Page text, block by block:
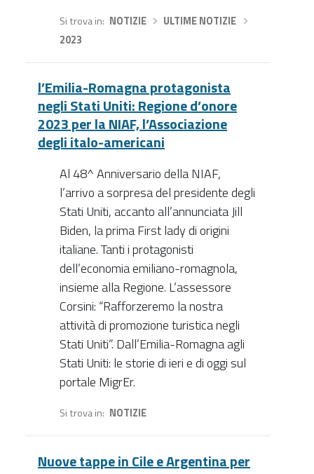
Si trova in NOTIZIE› ULTIME NOTIZIE
2023
l’Emilia-Romagna protagonista
negli Stati Uniti: Regione d’onore
2023 per la NIAF, l’Associazione
degli italo-americani
Al 48^ Anniversario della NIAF,
l’arrivo a sorpresa del presidente degli
Stati Uniti, accanto all’annunciata Jill
Biden, la prima First lady di origini
italiane. Tanti i protagonisti
dell’economia emiliano-romagnola,
insieme alla Regione. L’assessore
Corsini: “Rafforzeremo la nostra
attività di promozione turistica negli
Stati Uniti”. Dall’Emilia-Romagna agli
Stati Uniti: le storie di ieri e di oggi sul
portale MigrEr.
Si trova in NOTIZIE
Nuove tappe in Cile e Argentina per